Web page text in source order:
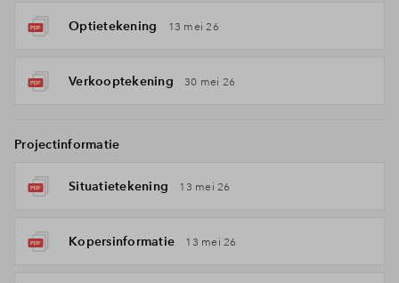
Optietekening 13 mei 26
Verkooptekening 30 mei 26
Projectinformatie
Situatietekening 13 mei 26
Kopersinformatie 13 mei 26